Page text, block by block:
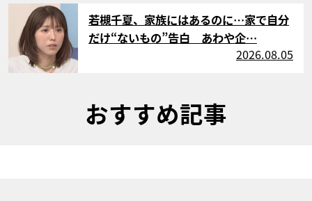
サムネイル
若槻千夏、家族にはあるのに…家で自分
だけ“ないもの”告白 あわや企…
2026.08.05
おすすめ記事